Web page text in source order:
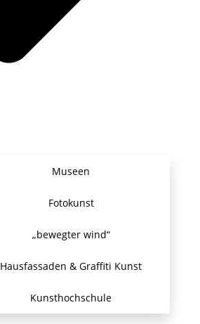
Museen
Fotokunst
„bewegter wind“
Hausfassaden & Graffiti Kunst
Kunsthochschule